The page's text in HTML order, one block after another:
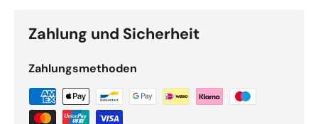
Zahlung und Sicherheit
Zahlungsmethoden